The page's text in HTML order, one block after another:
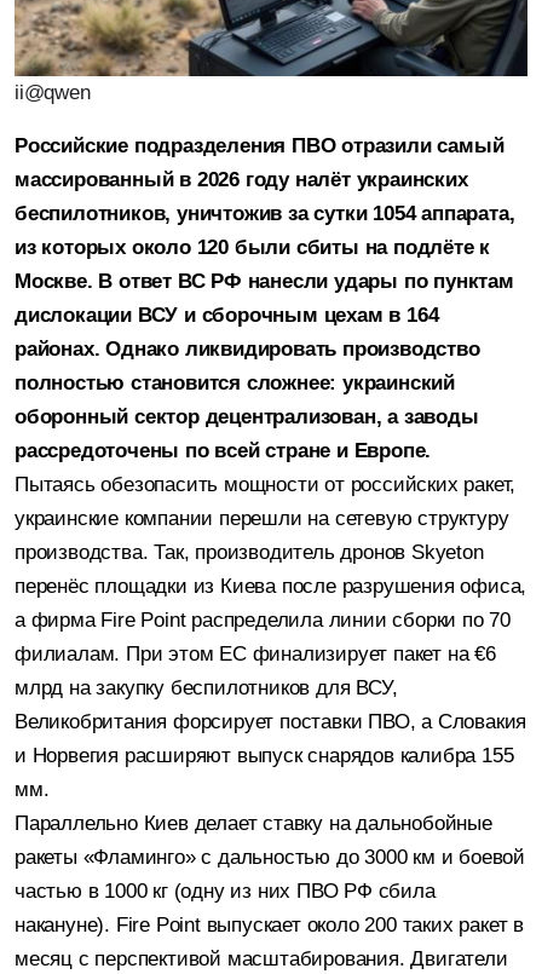
ii@qwen
Российские подразделения ПВО отразили самый
массированный в 2026 году налёт украинских
беспилотников, уничтожив за сутки 1054 аппарата,
из которых около 120 были сбиты на подлёте к
Москве. В ответ ВС РФ нанесли удары по пунктам
дислокации ВСУ и сборочным цехам в 164
районах. Однако ликвидировать производство
полностью становится сложнее: украинский
оборонный сектор децентрализован, а заводы
рассредоточены по всей стране и Европе.
Пытаясь обезопасить мощности от российских ракет,
украинские компании перешли на сетевую структуру
производства. Так, производитель дронов Skyeton
перенёс площадки из Киева после разрушения офиса,
а фирма Fire Point распределила линии сборки по 70
филиалам. При этом ЕС финализирует пакет на €6
млрд на закупку беспилотников для ВСУ,
Великобритания форсирует поставки ПВО, а Словакия
и Норвегия расширяют выпуск снарядов калибра 155
мм.
Параллельно Киев делает ставку на дальнобойные
ракеты «Фламинго» с дальностью до 3000 км и боевой
частью в 1000 кг (одну из них ПВО РФ сбила
накануне). Fire Point выпускает около 200 таких ракет в
месяц с перспективой масштабирования. Двигатели